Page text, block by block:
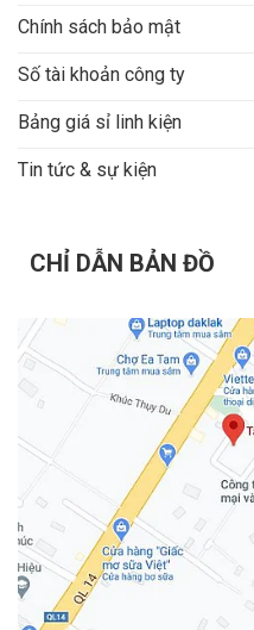
Chính sách bảo mật
Số tài khoản công ty
Bảng giá sỉ linh kiện
Tin tức & sự kiện
CHỈ DẪN BẢN ĐỒ